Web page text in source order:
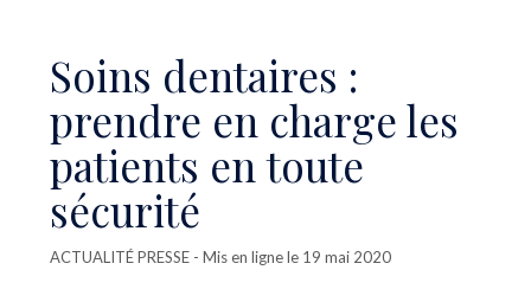
Soins dentaires :
prendre en charge les
patients en toute
sécurité
ACTUALITÉ PRESSE - Mis en ligne le 19 mai 2020